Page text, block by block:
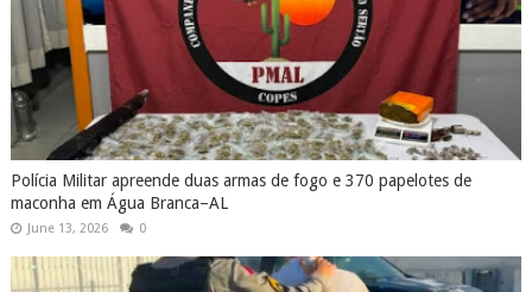
Polícia Militar apreende duas armas de fogo e 370 papelotes de
maconha em Água Branca–AL
June 13, 2026 0